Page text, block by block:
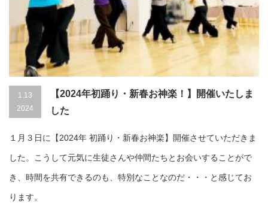
1.13
2024
【2024年初踊り・新春お神楽！】開催いたしま
した
１月３日に【2024年 初踊り・新春お神楽】開催させていただきま
した。こうして元気に生徒さんや仲間たちとお会いすることがで
き、時間を共有できるのも、特別なことなのだ・・・と感じてお
ります。